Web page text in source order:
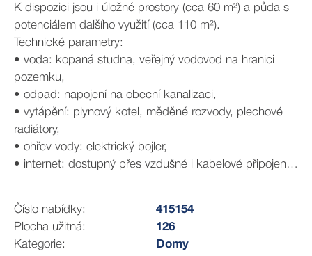
K dispozici jsou i úložné prostory (cca 60 m²) a půda s
potenciálem dalšího využití (cca 110 m²).
Technické parametry:
• voda: kopaná studna, veřejný vodovod na hranici
pozemku,
• odpad: napojení na obecní kanalizaci,
• vytápění: plynový kotel, měděné rozvody, plechové
radiátory,
• ohřev vody: elektrický bojler,
• internet: dostupný přes vzdušné i kabelové připojení.
jihovýchodně od města Chrudim. V obci žije přibližně 1
400 obyvatel a skládá se z částí Rosice, Brčekoly, Bor u
Chroustovic a Synčany.
Číslo nabídky:
415154
Plocha užitná:
126
Kategorie:
Domy